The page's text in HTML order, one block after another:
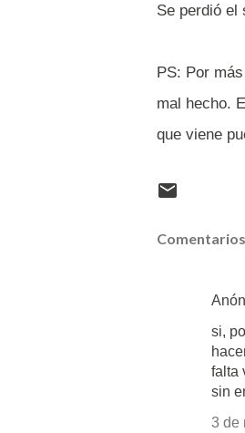
Se perdió el
PS: Por
mal hecho.
que viene
Comentarios
si,
falta
sin
3 de